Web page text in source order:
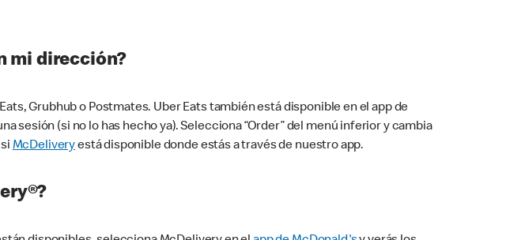
mi dirección?
Grubhub o Postmates. Uber Eats también está disponible en el app de
sesión (si no lo has hecho ya). Selecciona “Order” del menú inferior y cambia
McDeliveryestá disponible donde estás a través de nuestro app.